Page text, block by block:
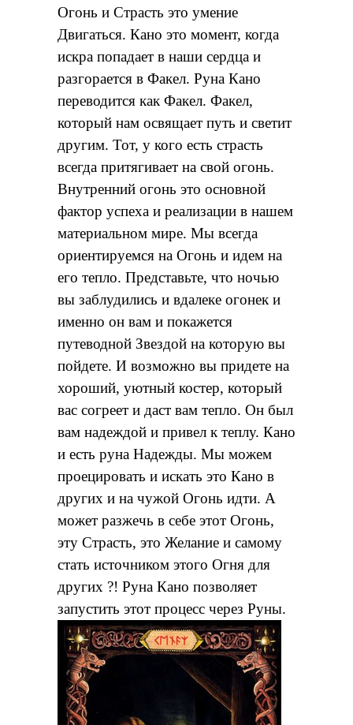
Огонь и Страсть это умение
Двигаться. Кано это момент, когда
искра попадает в наши сердца и
разгорается в Факел. Руна Кано
переводится как Факел. Факел,
который нам освящает путь и светит
другим. Тот, у кого есть страсть
всегда притягивает на свой огонь.
Внутренний огонь это основной
фактор успеха и реализации в нашем
материальном мире. Мы всегда
ориентируемся на Огонь и идем на
его тепло. Представьте, что ночью
вы заблудились и вдалеке огонек и
именно он вам и покажется
путеводной Звездой на которую вы
пойдете. И возможно вы придете на
хороший, уютный костер, который
вас согреет и даст вам тепло. Он был
вам надеждой и привел к теплу. Кано
и есть руна Надежды. Мы можем
проецировать и искать это Кано в
других и на чужой Огонь идти. А
может разжечь в себе этот Огонь,
эту Страсть, это Желание и самому
стать источником этого Огня для
других ?! Руна Кано позволяет
запустить этот процесс через Руны.